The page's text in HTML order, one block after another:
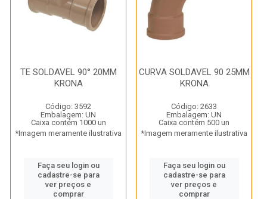
TE SOLDAVEL 90° 20MM
KRONA
Código: 3592
Embalagem: UN
Caixa contém 1000 un
*Imagem meramente ilustrativa
Faça seu login ou
cadastre-se para
ver preços e
comprar
CURVA SOLDAVEL 90 25MM
KRONA
Código: 2633
Embalagem: UN
Caixa contém 500 un
*Imagem meramente ilustrativa
Faça seu login ou
cadastre-se para
ver preços e
comprar